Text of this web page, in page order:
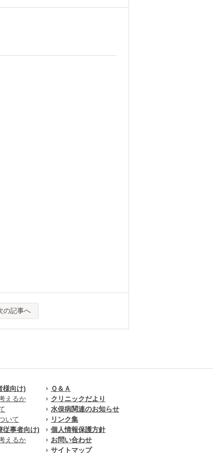
の記事へ
様向け)
えるか
いて
従事者向け)
えるか
Ｑ＆Ａ
クリニックだより
水俣病関連のお知らせ
リンク集
個人情報保護方針
お問い合わせ
サイトマップ